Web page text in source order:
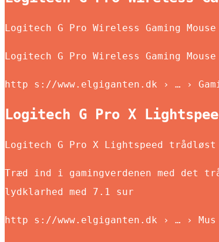
Logitech G Pro Wireless Gaming
Logitech G Pro Wireless Gaming Mouse
http s://www.elgiganten.dk › … ›
Logitech G Pro X
Logitech G Pro X Lightspeed
Træd ind i gamingverdenen med det
lydklarhed med 7.1 sur
http s://www.elgiganten.dk › … › Mus